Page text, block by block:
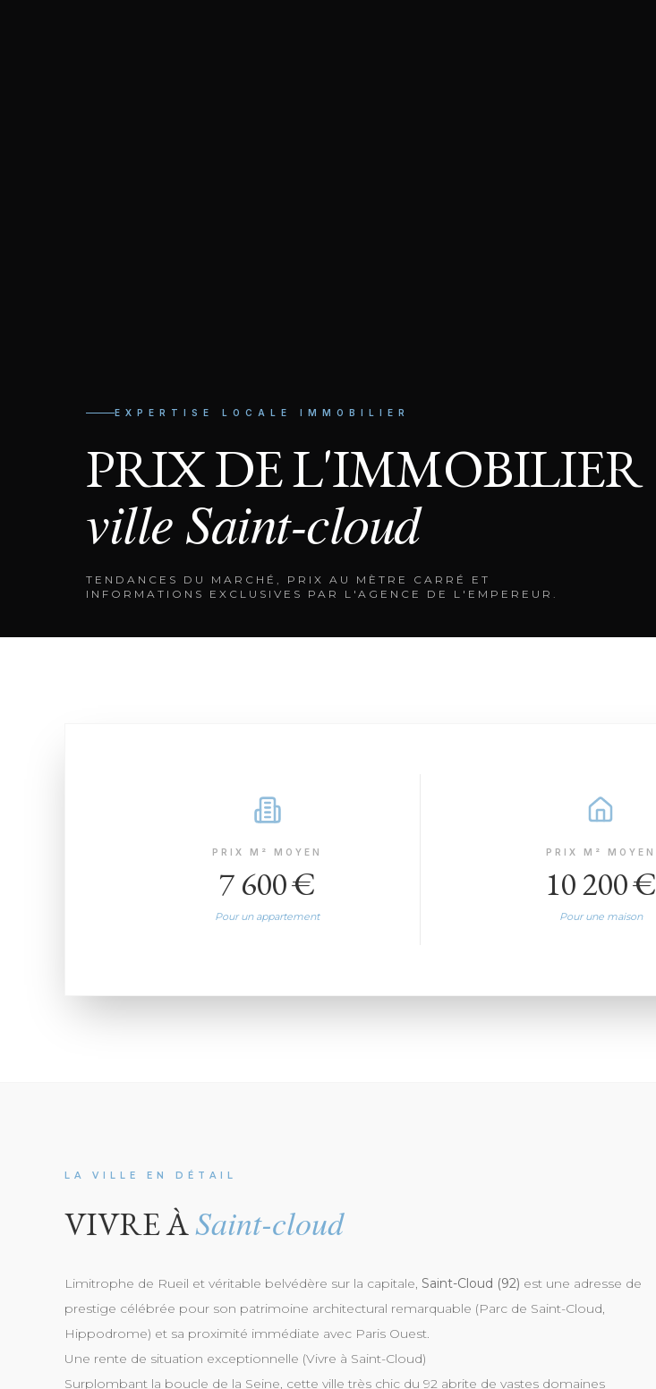
EXPERTISE LOCALE IMMOBILIER
PRIX DE L'IMMOBILIER
villeSaint-cloud
TENDANCES DU MARCHÉ, PRIX AU MÈTRE CARRÉ ET
INFORMATIONS EXCLUSIVES PAR L'AGENCE DE L'EMPEREUR.
PRIX M² MOYEN
7 600 €
Pour un appartement
PRIX M² MOYEN
10 200 €
Pour une maison
LA VILLE EN DÉTAIL
VIVRE ÀSaint-cloud
Limitrophe de Rueil et véritable belvédère sur la capitale, Saint-Cloud (92) est une adresse de
prestige célébrée pour son patrimoine architectural remarquable (Parc de Saint-Cloud,
Hippodrome) et sa proximité immédiate avec Paris Ouest.
Une rente de situation exceptionnelle (Vivre à Saint-Cloud)
Surplombant la boucle de la Seine, cette ville très chic du 92 abrite de vastes domaines